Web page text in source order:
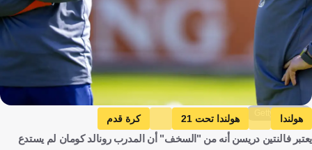
Getty Images
هولندا هولندا تحت 21 كرة قدم
يعتبر فالنتين دريسن أنه من "السخف" أن المدرب رونالد كومان لم يستدع